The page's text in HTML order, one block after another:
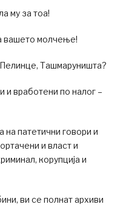
му за тоа!
вашето молчење!
Ташмаруништа?
и вработени по налог –
на патетични говори и
и власт и
корупција и
ви се полнат архиви